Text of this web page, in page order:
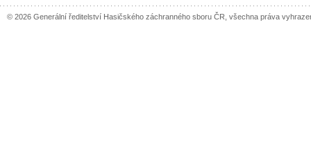
© 2026 Generální ředitelství Hasičského záchranného sboru ČR, všechna práva